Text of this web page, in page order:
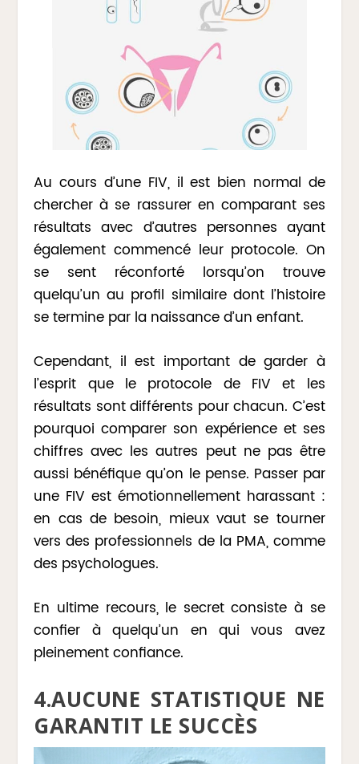
Au cours d’une FIV, il est bien normal de
chercher à se rassurer en comparant ses
résultats avec d’autres personnes ayant
également commencé leur protocole. On
se sent réconforté lorsqu’on trouve
quelqu’un au profil similaire dont l’histoire
se termine par la naissance d’un enfant.
Cependant, il est important de garder à
l’esprit que le protocole de FIV et les
résultats sont différents pour chacun. C’est
pourquoi comparer son expérience et ses
chiffres avec les autres peut ne pas être
aussi bénéfique qu’on le pense. Passer par
une FIV est émotionnellement harassant :
en cas de besoin, mieux vaut se tourner
vers des professionnels de la PMA, comme
des psychologues.
En ultime recours, le secret consiste à se
confier à quelqu’un en qui vous avez
pleinement confiance.
4.AUCUNE STATISTIQUE NE
GARANTIT LE SUCCÈS